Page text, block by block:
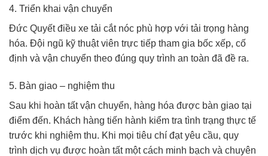
4. Triển khai vận chuyển
Đức Quyết điều xe tải cắt nóc phù hợp với tải trọng hàng
hóa. Đội ngũ kỹ thuật viên trực tiếp tham gia bốc xếp, cố
định và vận chuyển theo đúng quy trình an toàn đã đề ra.
5. Bàn giao – nghiệm thu
Sau khi hoàn tất vận chuyển, hàng hóa được bàn giao tại
điểm đến. Khách hàng tiến hành kiểm tra tình trạng thực tế
trước khi nghiệm thu. Khi mọi tiêu chí đạt yêu cầu, quy
trình dịch vụ được hoàn tất một cách minh bạch và chuyên